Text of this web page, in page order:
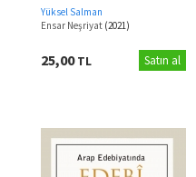
Yüksel Salman
Ensar Neşriyat (2021)
25,00TL Satın al